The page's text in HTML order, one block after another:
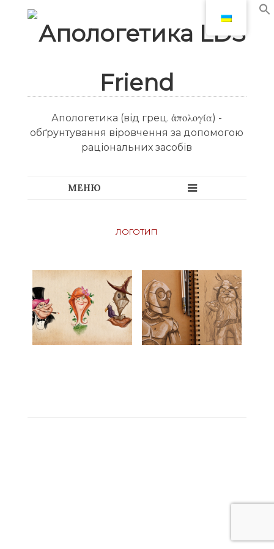
Апологетика (від грец. ἀπολογία) -
обґрунтування віровчення за допомогою
раціональних засобів
логотип